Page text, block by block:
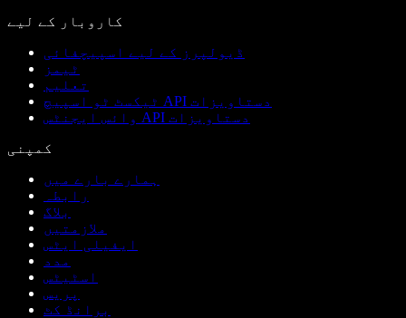
کاروبار کے لیے
ڈیولپرز کے لیے اسپیچفائی
ٹیمز
تعلیم
ٹیکسٹ ٹو اسپیچ API دستاویزات
وائس ایجنٹس API دستاویزات
کمپنی
ہمارے بارے میں
رابطہ
بلاگ
ملازمتیں
ایفیلی ایٹس
مدد
اسٹیٹس
پریس
برانڈ کٹ